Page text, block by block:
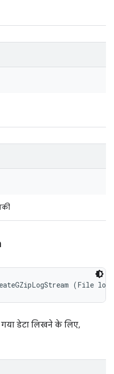
(File
डेटा लिखने के लिए,